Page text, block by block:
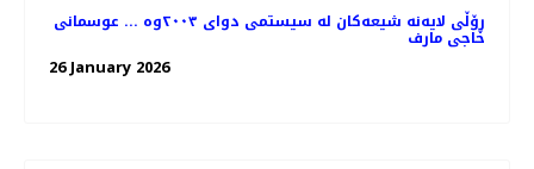
ڕۆڵی لایەنە شیعەکان لە سیستمی دوای ٢٠٠٣وە ... عوسمانی
حاجی مارف
26 January 2026